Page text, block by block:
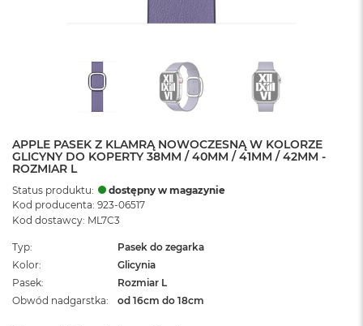
APPLE PASEK Z KLAMRĄ NOWOCZESNĄ W KOLORZE
GLICYNY DO KOPERTY 38MM / 40MM / 41MM / 42MM -
ROZMIAR L
Status produktu:
dostępny w magazynie
Kod producenta: 923-06517
Kod dostawcy: ML7C3
Typ
Pasek do zegarka
Kolor
Glicynia
Pasek
Rozmiar L
Obwód nadgarstka
od 16cm do 18cm